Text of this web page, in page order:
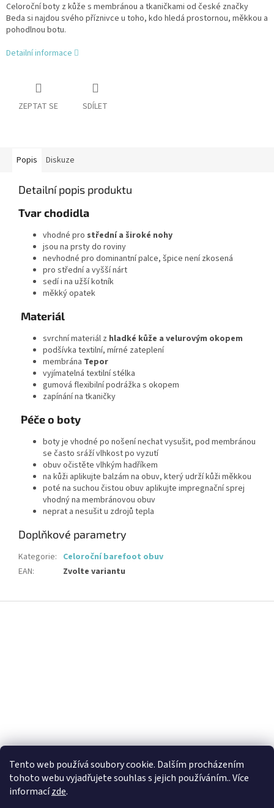
Tento web používá soubory cookie. Dalším procházením
tohoto webu vyjadřujete souhlas s jejich používáním.. Více
informacízde.
Celoroční boty z kůže s membránou a tkaničkami od české značky
Beda si najdou svého příznivce u toho, kdo hledá prostornou, měkkou a
pohodlnou botu.
Detailní informace
ZEPTAT SE SDÍLET
Popis Diskuze
Detailní popis produktu
Tvar chodidla
vhodné pro střední a široké nohy
jsou na prsty do roviny
nevhodné pro dominantní palce, špice není zkosená
pro střední a vyšší nárt
sedí i na užší kotník
měkký opatek
Materiál
svrchní materiál z hladké kůže a velurovým okopem
podšívka textilní, mírné zateplení
membrána Tepor
vyjímatelná textilní stélka
gumová flexibilní podrážka s okopem
zapínání na tkaničky
Péče o boty
boty je vhodné po nošení nechat vysušit, pod membránou
se často sráží vlhkost po vyzutí
obuv očistěte vlhkým hadříkem
na kůži aplikujte balzám na obuv, který udrží kůži měkkou
poté na suchou čistou obuv aplikujte impregnační sprej
vhodný na membránovou obuv
neprat a nesušit u zdrojů tepla
Doplňkové parametry
Kategorie: Celoroční barefoot obuv
EAN: Zvolte variantu